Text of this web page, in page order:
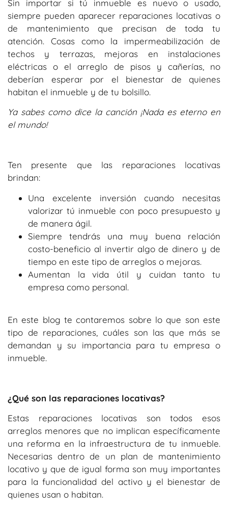
Sin importar si tú inmueble es nuevo o usado,
siempre pueden aparecer reparaciones locativas o
de mantenimiento que precisan de toda tu
atención. Cosas como la impermeabilización de
techos y terrazas, mejoras en instalaciones
eléctricas o el arreglo de pisos y cañerías, no
deberían esperar por el bienestar de quienes
habitan el inmueble y de tu bolsillo.
Ya sabes como dice la canción ¡Nada es eterno en
el mundo!
Ten presente que las reparaciones locativas
brindan:
Una excelente inversión cuando necesitas
valorizar tú inmueble con poco presupuesto y
de manera ágil.
Siempre tendrás una muy buena relación
costo-beneficio al invertir algo de dinero y de
tiempo en este tipo de arreglos o mejoras.
Aumentan la vida útil y cuidan tanto tu
empresa como personal.
En este blog te contaremos sobre lo que son este
tipo de reparaciones, cuáles son las que más se
demandan y su importancia para tu empresa o
inmueble.
¿Qué son las reparaciones locativas?
Estas reparaciones locativas son todos esos
arreglos menores que no implican específicamente
una reforma en la infraestructura de tu inmueble.
Necesarias dentro de un plan de mantenimiento
locativo y que de igual forma son muy importantes
para la funcionalidad del activo y el bienestar de
quienes usan o habitan.